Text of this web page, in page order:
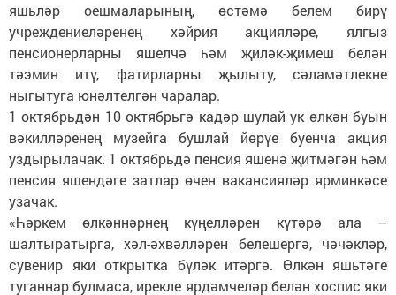
яшьләр оешмаларының, өстәмә белем бирү
учреждениеләренең хәйрия акцияләре, ялгыз
пенсионерларны яшелчә һәм җиләк-җимеш белән
тәэмин итү, фатирларны җылыту, сәламәтлекне
ныгытуга юнәлтелгән чаралар.
1 октябрьдән 10 октябрьгә кадәр шулай ук өлкән буын
вәкилләренең музейга бушлай йөрүе буенча акция
уздырылачак. 1 октябрьдә пенсия яшенә җитмәгән һәм
пенсия яшендәге затлар өчен вакансияләр ярминкәсе
узачак.
«Һәркем өлкәннәрнең күңелләрен күтәрә ала –
шалтыратырга, хәл-әхвәлләрен белешергә, чәчәкләр,
сувенир яки открытка бүләк итәргә. Өлкән яшьтәге
туганнар булмаса, ирекле ярдәмчеләр белән хоспис яки